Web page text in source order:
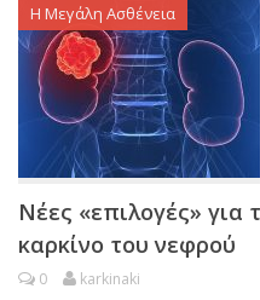
Η Μεγάλη Ασθένεια
Νέες «επιλογές» για
καρκίνο του νεφρού
0 karkinaki